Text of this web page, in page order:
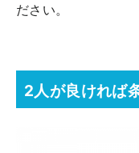
ださい。
2人が良ければ